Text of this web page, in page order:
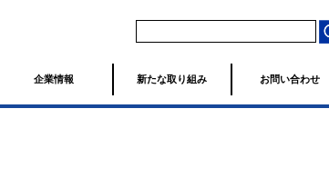
企業情報 新たな取り組み お問い合わせ